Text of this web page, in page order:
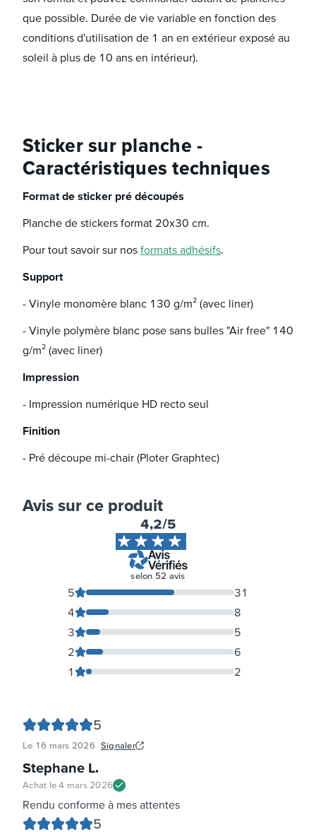
que possible. Durée de vie variable en fonction des
conditions d'utilisation de 1 an en extérieur exposé au
soleil à plus de 10 ans en intérieur).
Sticker sur planche -
Caractéristiques techniques
Format de sticker pré découpés
Planche de stickers format 20x30 cm.
Pour tout savoir sur nos formats adhésifs.
Support
- Vinyle monomère blanc 130 g/m² (avec liner)
- Vinyle polymère blanc pose sans bulles "Air free" 140
g/m² (avec liner)
Impression
- Impression numérique HD recto seul
Finition
- Pré découpe mi-chair (Ploter Graphtec)
Avis sur ce produit
4,2/5
selon 52 avis
1 2
2 6
3 5
4 8
5 31
5
Le 16 mars 2026 Signaler
Stephane L.
Achat le4 mars 2026
Rendu conforme à mes attentes
5